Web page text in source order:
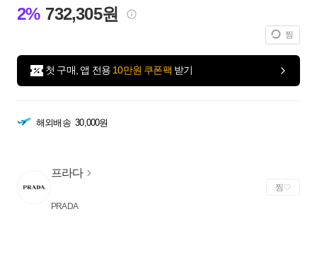
2% 732,305원
찜
첫 구매, 앱 전용 10만원 쿠폰팩 받기
해외배송 30,000원
프라다
PRADA
찜